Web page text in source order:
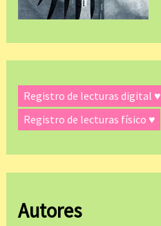
Registro de lecturas digital ♥
Registro de lecturas físico ♥
Autores